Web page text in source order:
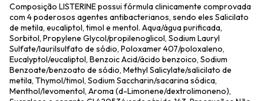
Composição LISTERINE possui fórmula clinicamente comprovada
com 4 poderosos agentes antibacterianos, sendo eles Salicilato
de metila, eucaliptol, timol e mentol. Aqua/água purificada,
Sorbitol, Propylene Glycol/propilenoglicol, Sodium Lauryl
Sulfate/laurilsulfato de sódio, Poloxamer 407/poloxaleno,
Eucalyptol/eucaliptol, Benzoic Acid/ácido benzoico, Sodium
Benzoate/benzoato de sódio, Methyl Salicylate/salicilato de
metila, Thymol/timol, Sodium Saccharin/sacarina sódica,
Menthol/levomentol, Aroma (d-Limonene/dextrolimoneno),